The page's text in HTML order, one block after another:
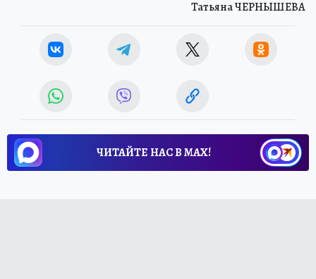
Татьяна ЧЕРНЫШЕВА
ЧИТАЙТЕ НАС В МАХ!